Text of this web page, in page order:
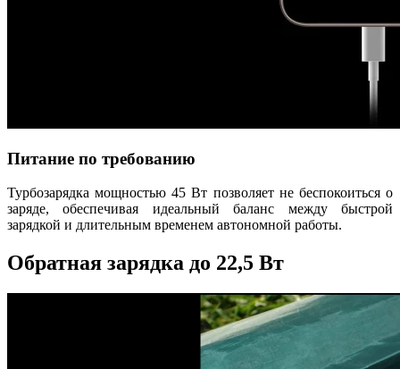
Питание по требованию
Турбозарядка мощностью 45 Вт позволяет не беспокоиться о
заряде, обеспечивая идеальный баланс между быстрой
зарядкой и длительным временем автономной работы.
Обратная зарядка до 22,5 Вт